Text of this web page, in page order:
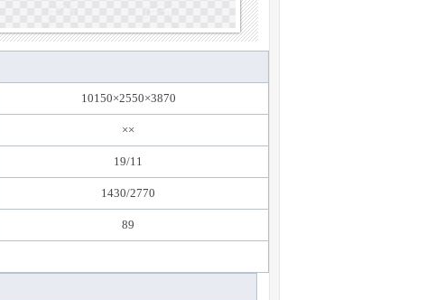
10150×2550×3870
××
19/11
1430/2770
89